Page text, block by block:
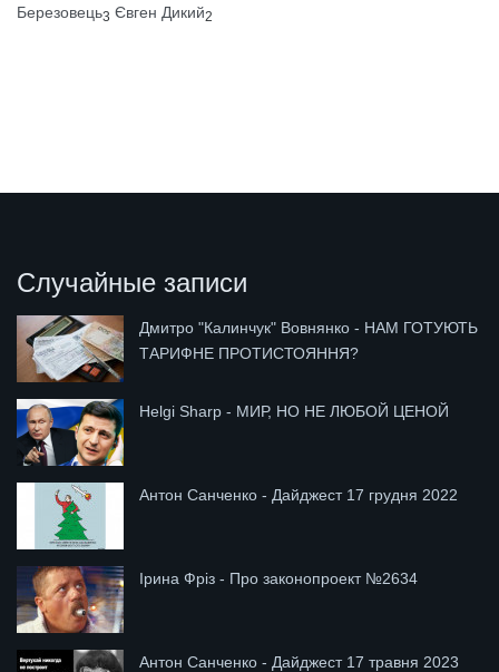
Березовець3 Євген Дикий2
Случайные записи
Дмитро "Калинчук" Вовнянко - НАМ ГОТУЮТЬ
ТАРИФНЕ ПРОТИСТОЯННЯ?
Helgi Sharp - МИР, НО НЕ ЛЮБОЙ ЦЕНОЙ
Антон Санченко - Дайджест 17 грудня 2022
Ірина Фріз - Про законопроект №2634
Антон Санченко - Дайджест 17 травня 2023